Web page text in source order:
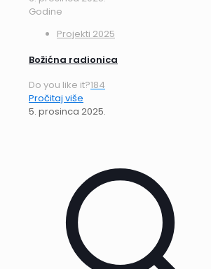
Godine
Projekti 2025
Božićna radionica
Do you like it?184
Pročitaj više
5. prosinca 2025.